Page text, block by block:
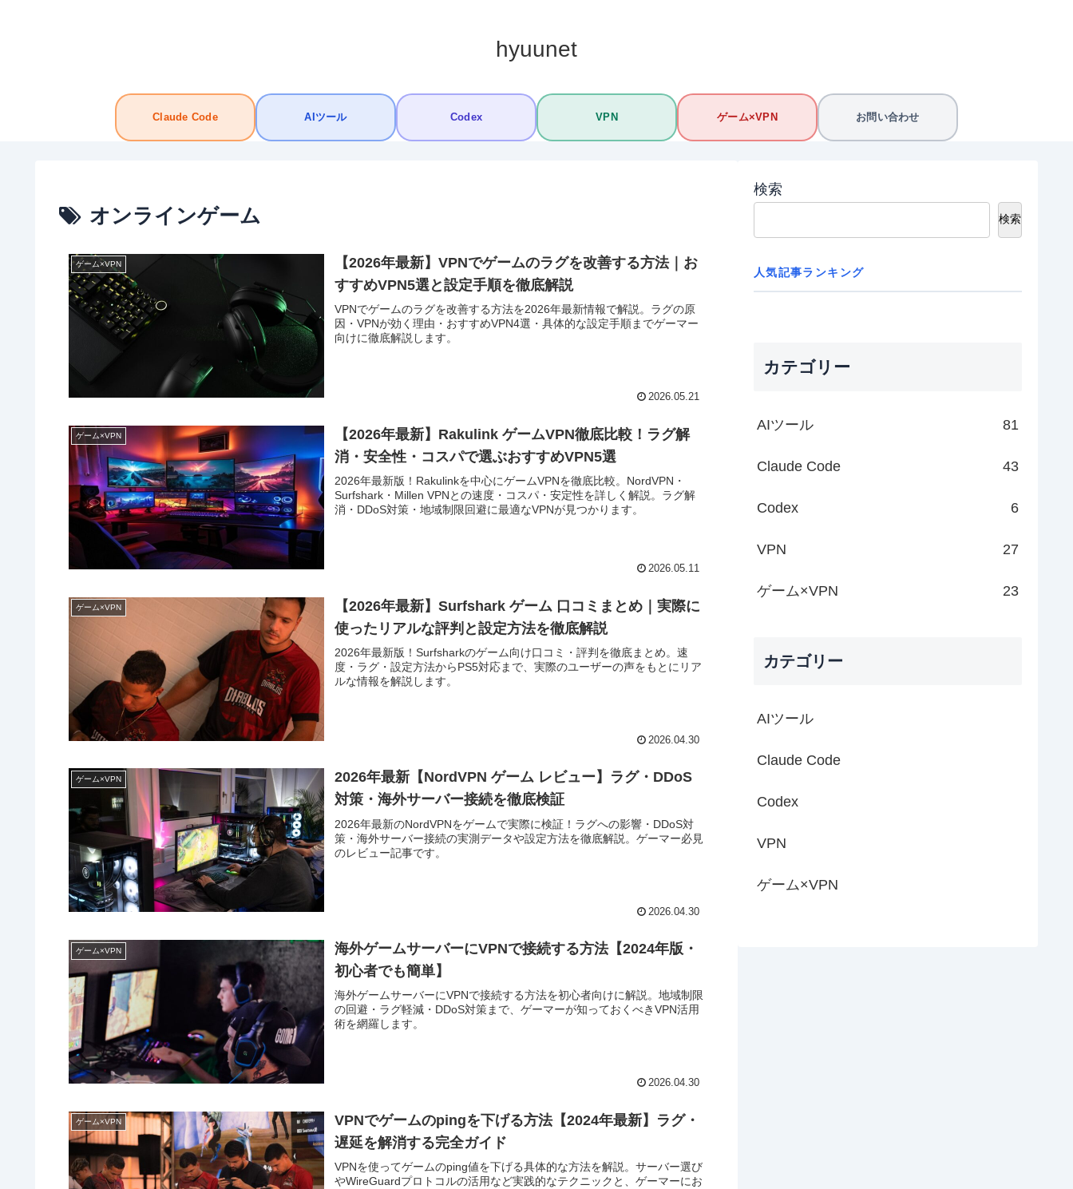
hyuunet
Claude Code AIツール Codex VPN ゲーム×VPN お問い合わせ
オンラインゲーム
ゲーム×VPN
【2026年最新】VPNでゲームのラグを改善する方法｜お
すすめVPN5選と設定手順を徹底解説
VPNでゲームのラグを改善する方法を2026年最新情報で解説。ラグの原
因・VPNが効く理由・おすすめVPN4選・具体的な設定手順までゲーマー
向けに徹底解説します。
2026.05.21
ゲーム×VPN
【2026年最新】Rakulink ゲームVPN徹底比較！ラグ解
消・安全性・コスパで選ぶおすすめVPN5選
2026年最新版！Rakulinkを中心にゲームVPNを徹底比較。NordVPN・
Surfshark・Millen VPNとの速度・コスパ・安定性を詳しく解説。ラグ解
消・DDoS対策・地域制限回避に最適なVPNが見つかります。
2026.05.11
ゲーム×VPN
【2026年最新】Surfshark ゲーム 口コミまとめ｜実際に
使ったリアルな評判と設定方法を徹底解説
2026年最新版！Surfsharkのゲーム向け口コミ・評判を徹底まとめ。速
度・ラグ・設定方法からPS5対応まで、実際のユーザーの声をもとにリア
ルな情報を解説します。
2026.04.30
ゲーム×VPN
2026年最新【NordVPN ゲーム レビュー】ラグ・DDoS
対策・海外サーバー接続を徹底検証
2026年最新のNordVPNをゲームで実際に検証！ラグへの影響・DDoS対
策・海外サーバー接続の実測データや設定方法を徹底解説。ゲーマー必見
のレビュー記事です。
2026.04.30
ゲーム×VPN
海外ゲームサーバーにVPNで接続する方法【2024年版・
初心者でも簡単】
海外ゲームサーバーにVPNで接続する方法を初心者向けに解説。地域制限
の回避・ラグ軽減・DDoS対策まで、ゲーマーが知っておくべきVPN活用
術を網羅します。
2026.04.30
ゲーム×VPN
VPNでゲームのpingを下げる方法【2024年最新】ラグ・
遅延を解消する完全ガイド
VPNを使ってゲームのping値を下げる具体的な方法を解説。サーバー選び
やWireGuardプロトコルの活用など実践的なテクニックと、ゲーマーにお
検索
検索
人気記事ランキング
カテゴリー
AIツール 81
Claude Code 43
Codex 6
VPN 27
ゲーム×VPN 23
カテゴリー
AIツール
Claude Code
Codex
VPN
ゲーム×VPN